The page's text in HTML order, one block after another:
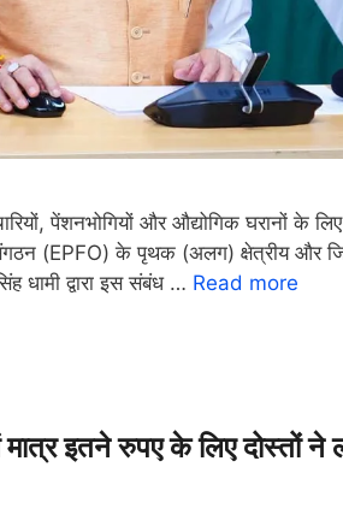
पेंशनभोगियों और औद्योगिक घरानों के
(EPFO) के पृथक (अलग) क्षेत्रीय और
धामी द्वारा इस संबंध … Read more
इतने रुपए के लिए दोस्तों ने